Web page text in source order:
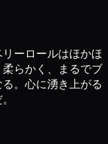
ーロールはほかほ
らかく、まるでブ
。心に湧き上がる